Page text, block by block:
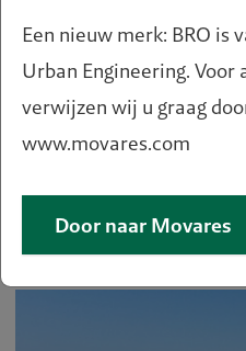
Hoeveel ruimte
er nog?
Een nieuw merk: BRO is
Urban Engineering.
verwijzen wij u graag
www.movares.com
Door naar Movares